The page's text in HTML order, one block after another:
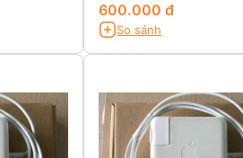
600.000 đ
So sánh